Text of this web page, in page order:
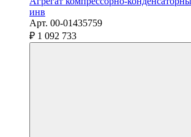
инв
Арт. 00-01435759
₽ 1 092 733